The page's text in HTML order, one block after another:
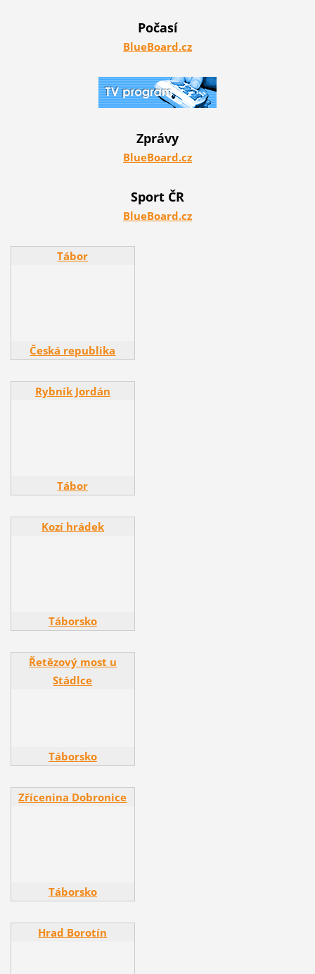
Počasí
BlueBoard.cz
Zprávy
BlueBoard.cz
Sport ČR
BlueBoard.cz
Tábor
Tábor
Česká republika
Rybník Jordán
Rybník Jordán
Tábor
Kozí hrádek
Kozí hrádek
Táborsko
Řetězový most u
Stádlce
Řetězový most u
Stádlce
Táborsko
Zřícenina Dobronice
Zřícenina Dobronice
Táborsko
Hrad Borotín
Hrad Borotín